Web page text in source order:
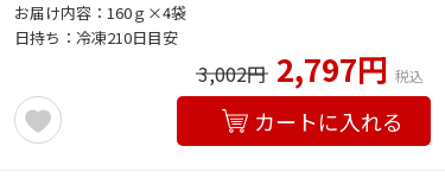
お届け内容：160ｇ×4袋
日持ち：冷凍210日目安
3,002円 2,797円 税込
カートに入れる